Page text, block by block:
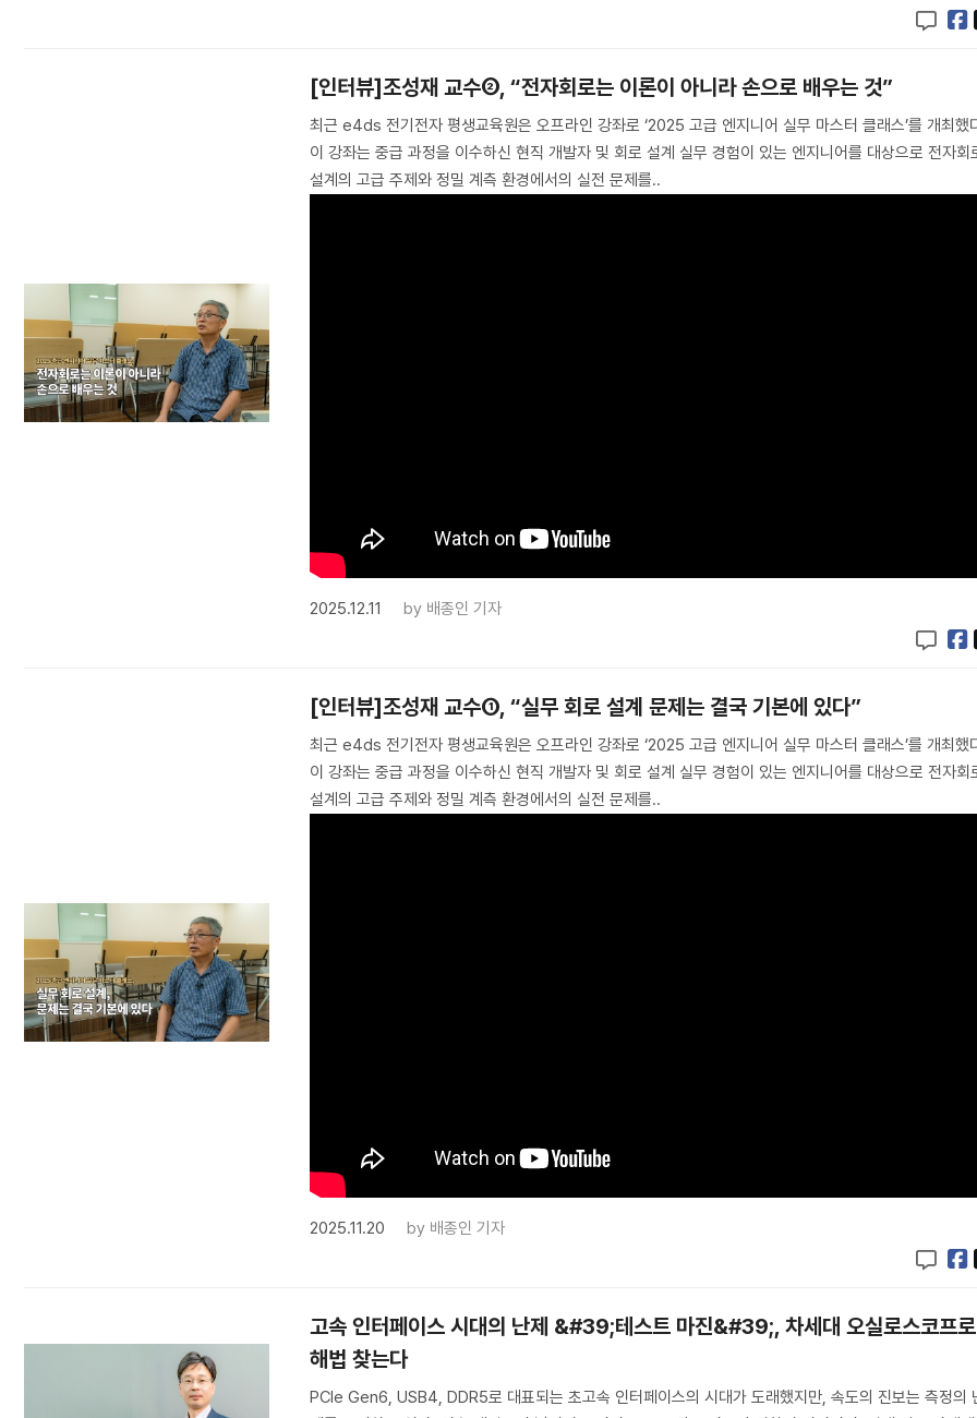
[인터뷰]조성재 교수②, “전자회로는 이론이 아니라 손으로 배우는 것”
최근 e4ds 전기전자 평생교육원은 오프라인 강좌로 ‘2025 고급 엔지니어 실무 마스터 클래스’를 개최했
이 강좌는 중급 과정을 이수하신 현직 개발자 및 회로 설계 실무 경험이 있는 엔지니어를 대상으로 전자회
설계의 고급 주제와 정밀 계측 환경에서의 실전 문제를..
2025.12.11 by 배종인 기자
[인터뷰]조성재 교수①, “실무 회로 설계 문제는 결국 기본에 있다”
최근 e4ds 전기전자 평생교육원은 오프라인 강좌로 ‘2025 고급 엔지니어 실무 마스터 클래스’를 개최했
이 강좌는 중급 과정을 이수하신 현직 개발자 및 회로 설계 실무 경험이 있는 엔지니어를 대상으로 전자회
설계의 고급 주제와 정밀 계측 환경에서의 실전 문제를..
2025.11.20 by 배종인 기자
고속 인터페이스 시대의 난제 &#39;테스트 마진&#39;, 차세대 오실로스코프로
해법 찾는다
PCIe Gen6, USB4, DDR5로 대표되는 초고속 인터페이스의 시대가 도래했지만, 속도의 진보는 측정의